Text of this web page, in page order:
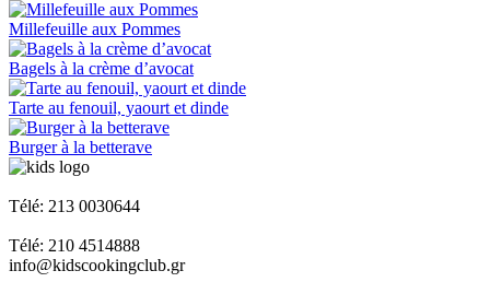
Millefeuille aux Pommes
Bagels à la crème d’avocat
Tarte au fenouil, yaourt et dinde
Burger à la betterave
Télé: 213 0030644
Télé: 210 4514888
info@kidscookingclub.gr